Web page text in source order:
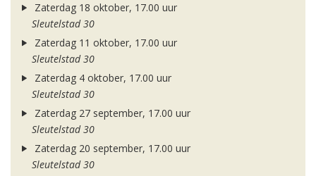
Zaterdag 18 oktober, 17.00 uur
Sleutelstad 30
Zaterdag 11 oktober, 17.00 uur
Sleutelstad 30
Zaterdag 4 oktober, 17.00 uur
Sleutelstad 30
Zaterdag 27 september, 17.00 uur
Sleutelstad 30
Zaterdag 20 september, 17.00 uur
Sleutelstad 30